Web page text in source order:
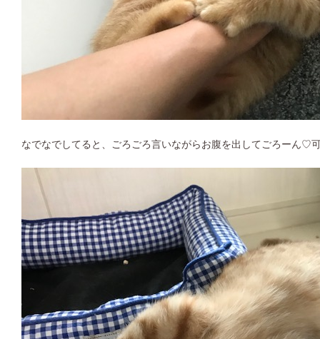
なでなでしてると、ごろごろ言いながらお腹を出してごろーん♡